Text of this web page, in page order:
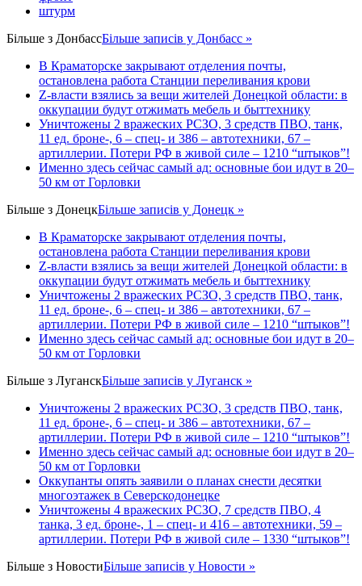
штурм
Більше з ДонбассБільше записів у Донбасс »
В Краматорске закрывают отделения почты,
остановлена работа Станции переливания крови
Z-власти взялись за вещи жителей Донецкой области: в
оккупации будут отжимать мебель и быттехнику
Уничтожены 2 вражеских РСЗО, 3 средств ПВО, танк,
11 ед. броне-, 6 – спец- и 386 – автотехники, 67 –
артиллерии. Потери РФ в живой силе – 1210 “штыков”!
Именно здесь сейчас самый ад: основные бои идут в 20–
50 км от Горловки
Більше з ДонецкБільше записів у Донецк »
В Краматорске закрывают отделения почты,
остановлена работа Станции переливания крови
Z-власти взялись за вещи жителей Донецкой области: в
оккупации будут отжимать мебель и быттехнику
Уничтожены 2 вражеских РСЗО, 3 средств ПВО, танк,
11 ед. броне-, 6 – спец- и 386 – автотехники, 67 –
артиллерии. Потери РФ в живой силе – 1210 “штыков”!
Именно здесь сейчас самый ад: основные бои идут в 20–
50 км от Горловки
Більше з ЛуганскБільше записів у Луганск »
Уничтожены 2 вражеских РСЗО, 3 средств ПВО, танк,
11 ед. броне-, 6 – спец- и 386 – автотехники, 67 –
артиллерии. Потери РФ в живой силе – 1210 “штыков”!
Именно здесь сейчас самый ад: основные бои идут в 20–
50 км от Горловки
Оккупанты опять заявили о планах снести десятки
многоэтажек в Северскодонецке
Уничтожены 4 вражеских РСЗО, 7 средств ПВО, 4
танка, 3 ед. броне-, 1 – спец- и 416 – автотехники, 59 –
артиллерии. Потери РФ в живой силе – 1330 “штыков”!
Більше з НовостиБільше записів у Новости »